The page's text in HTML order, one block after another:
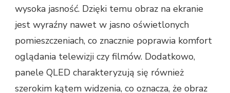
wysoka jasność. Dzięki temu obraz na ekranie
jest wyraźny nawet w jasno oświetlonych
pomieszczeniach, co znacznie poprawia komfort
oglądania telewizji czy filmów. Dodatkowo,
panele QLED charakteryzują się również
szerokim kątem widzenia, co oznacza, że obraz